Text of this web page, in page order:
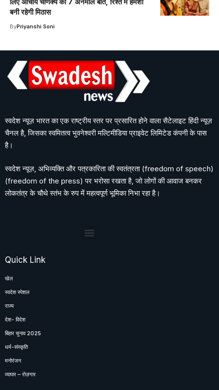
बनी रहेगी मिठास
ByPriyanshi Soni
स्वदेश न्यूज़ भारत का एक राष्ट्रीय स्तर पर प्रसारित होने वाला सैटेलाइट हिंदी न्यूज़
चैनल है, जिसका स्वमितत्व भुवनेश्वरी मल्टिमीडिया प्राइवेट लिमिटेड कंपनी के पास
है।
स्वदेश न्यूज़, अभिव्यक्ति और पत्रकारिता की स्वतंत्रता (freedom of speech)
(freedom of the press) पर भरोसा रखता है, जो लोगों की आवाज बनकर
लोकतंत्र के चौथे स्तंभ के रुप में महत्वपूर्ण भूमिका निभा रहा है।
Quick Link
खेल
स्वदेश स्पेशल
राज्य
देश- विदेश
बिहार चुनाव 2025
धर्म-संस्कृति
मनोरंजन
व्यापार – रोज़गार